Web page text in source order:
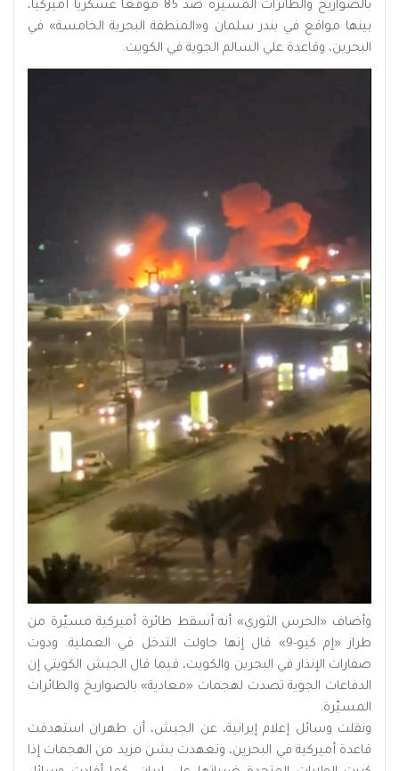
بالصواريخ والطائرات المسيّرة ضد 85 موقعاً عسكرياً أميركياً،
بينها مواقع في بندر سلمان و«المنطقة البحرية الخامسة» في
البحرين، وقاعدة علي السالم الجوية في الكويت.
وأضاف «الحرس الثوري» أنه أسقط طائرة أميركية مسيّرة من
طراز «إم كيو-9» قال إنها حاولت التدخل في العملية. ودوت
صفارات الإنذار في البحرين والكويت، فيما قال الجيش الكويتي إن
الدفاعات الجوية تصدت لهجمات «معادية» بالصواريخ والطائرات
المسيّرة.
ونقلت وسائل إعلام إيرانية، عن الجيش، أن طهران استهدفت
قاعدة أميركية في البحرين، وتعهدت بشن مزيد من الهجمات إذا